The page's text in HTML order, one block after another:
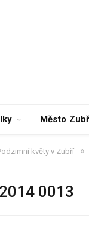
Město
květy v Zubří »
0013